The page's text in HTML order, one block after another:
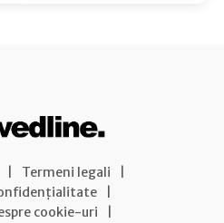
Termeni legali
cookie-uri